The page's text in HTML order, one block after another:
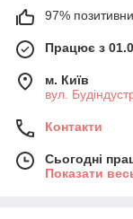
97%
Працює з
м. Київ
вул.
Контакти
Сьогодні
Показати